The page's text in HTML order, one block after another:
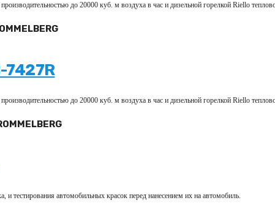
до 20000 куб. м воздуха в час и дизельной горелкой Riello
до 20000 куб. м воздуха в час и дизельной горелкой Riello
и тестирования автомобильных красок перед нанесением их на автомобиль.